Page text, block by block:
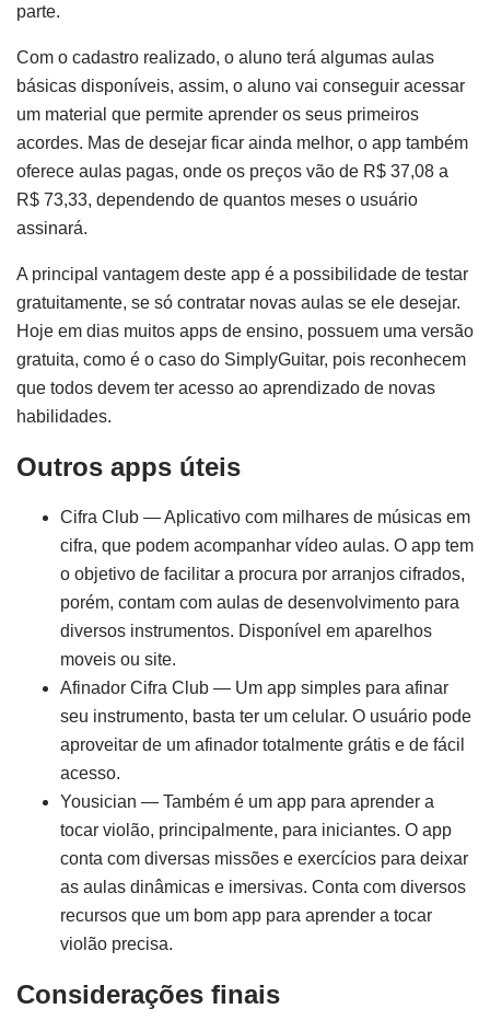
parte.
Com o cadastro realizado, o aluno terá algumas aulas
básicas disponíveis, assim, o aluno vai conseguir acessar
um material que permite aprender os seus primeiros
acordes. Mas de desejar ficar ainda melhor, o app também
oferece aulas pagas, onde os preços vão de R$ 37,08 a
R$ 73,33, dependendo de quantos meses o usuário
assinará.
A principal vantagem deste app é a possibilidade de testar
gratuitamente, se só contratar novas aulas se ele desejar.
Hoje em dias muitos apps de ensino, possuem uma versão
gratuita, como é o caso do SimplyGuitar, pois reconhecem
que todos devem ter acesso ao aprendizado de novas
habilidades.
Outros apps úteis
Cifra Club — Aplicativo com milhares de músicas em
cifra, que podem acompanhar vídeo aulas. O app tem
o objetivo de facilitar a procura por arranjos cifrados,
porém, contam com aulas de desenvolvimento para
diversos instrumentos. Disponível em aparelhos
moveis ou site.
Afinador Cifra Club — Um app simples para afinar
seu instrumento, basta ter um celular. O usuário pode
aproveitar de um afinador totalmente grátis e de fácil
acesso.
Yousician — Também é um app para aprender a
tocar violão, principalmente, para iniciantes. O app
conta com diversas missões e exercícios para deixar
as aulas dinâmicas e imersivas. Conta com diversos
recursos que um bom app para aprender a tocar
violão precisa.
Considerações finais